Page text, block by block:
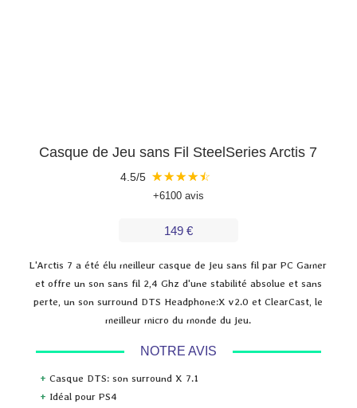
Casque de Jeu sans Fil SteelSeries Arctis 7
4.5/5 ★★★★☆
+6100 avis
149 €
L'Arctis 7 a été élu meilleur casque de jeu sans fil par PC Gamer
et offre un son sans fil 2,4 Ghz d'une stabilité absolue et sans
perte, un son surround DTS Headphone:X v2.0 et ClearCast, le
meilleur micro du monde du jeu.
NOTRE AVIS
+ Casque DTS: son surround X 7.1
+ Idéal pour PS4